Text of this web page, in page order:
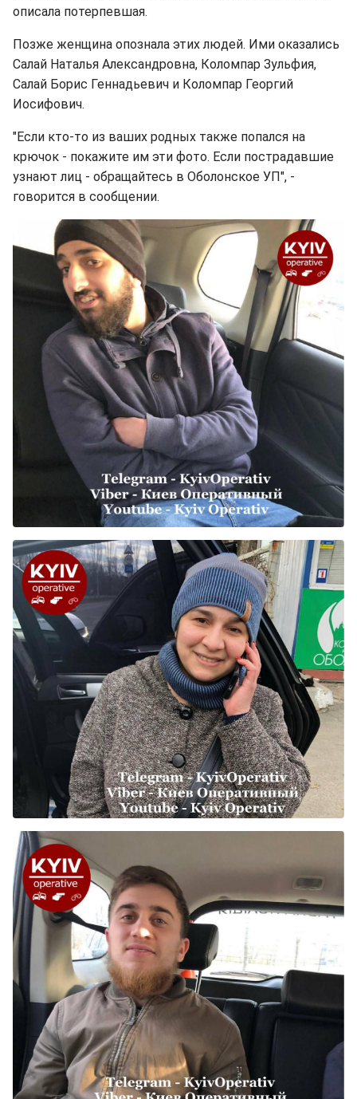
описала потерпевшая.
Позже женщина опознала этих людей. Ими оказались
Салай Наталья Александровна, Коломпар Зульфия,
Салай Борис Геннадьевич и Коломпар Георгий
Иосифович.
"Если кто-то из ваших родных также попался на
крючок - покажите им эти фото. Если пострадавшие
узнают лиц - обращайтесь в Оболонское УП", -
говорится в сообщении.